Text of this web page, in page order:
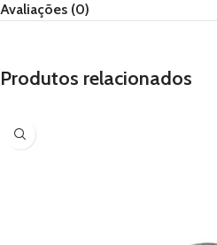
Avaliações (0)
Produtos relacionados